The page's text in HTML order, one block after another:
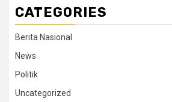
CATEGORIES
Berita Nasional
News
Politik
Uncategorized